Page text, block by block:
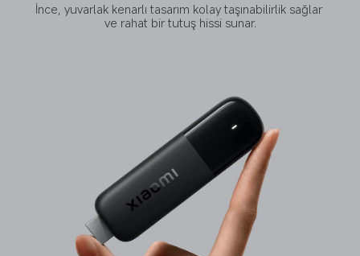
İnce, yuvarlak kenarlı tasarım kolay taşınabilirlik sağlar
ve rahat bir tutuş hissi sunar.